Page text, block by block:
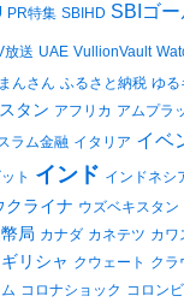
PR特集 SBIHD SBIゴー
放送 UAE VullionVault
んさん ふるさと納税 ゆる
タン アフリカ アムプラ
ラム金融 イタリア イベ
ト インド インドネシ
クライナ ウズベキスタン
局 カナダ カネテツ カワ
ギリシャ クウェート クラ
コロナショック コロン